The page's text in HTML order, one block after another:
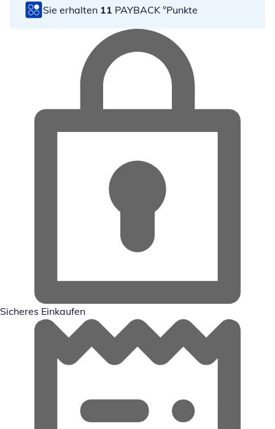
Sie erhalten 11 PAYBACK °Punkte
Sicheres Einkaufen